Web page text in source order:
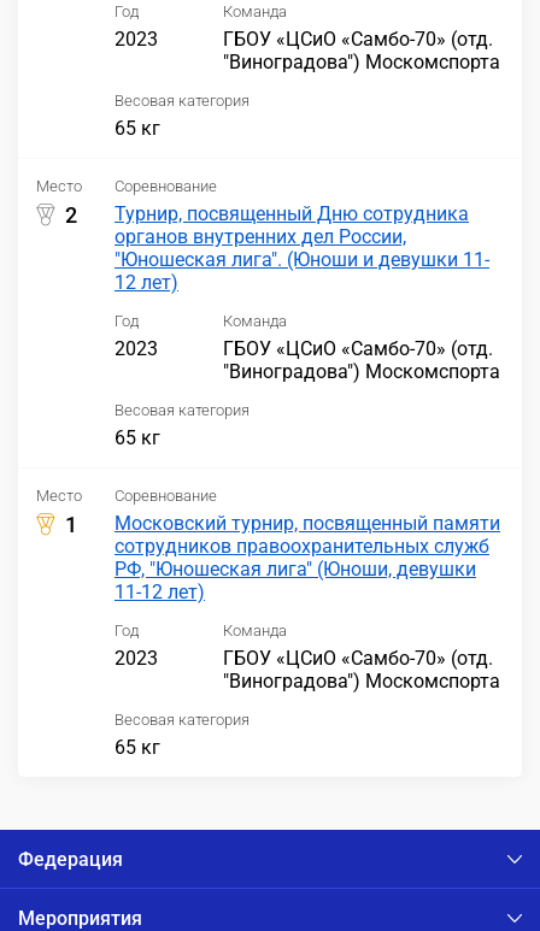
Год
2023
Команда
ГБОУ «ЦСиО «Самбо-70» (отд.
"Виноградова") Москомспорта
Весовая категория
65 кг
Место
2
Соревнование
Турнир, посвященный Дню сотрудника
органов внутренних дел России,
"Юношеская лига". (Юноши и девушки 11-
12 лет)
Год
2023
Команда
ГБОУ «ЦСиО «Самбо-70» (отд.
"Виноградова") Москомспорта
Весовая категория
65 кг
Место
1
Соревнование
Московский турнир, посвященный памяти
сотрудников правоохранительных служб
РФ, "Юношеская лига" (Юноши, девушки
11-12 лет)
Год
2023
Команда
ГБОУ «ЦСиО «Самбо-70» (отд.
"Виноградова") Москомспорта
Весовая категория
65 кг
Федерация
Мероприятия